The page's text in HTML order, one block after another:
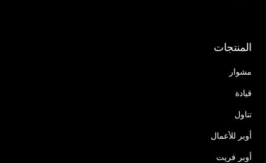
المنتجات
مشوار
قيادة
تناول
أوبر للأعمال
أوبر فريت